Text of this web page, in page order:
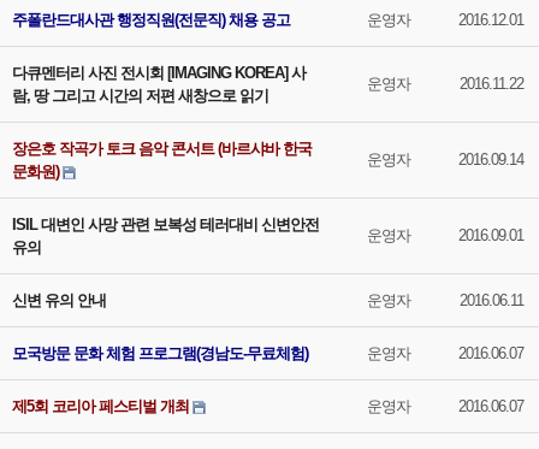
주폴란드대사관 행정직원(전문직) 채용 공고 운영자 2016.12.01
다큐멘터리 사진 전시회 [IMAGING KOREA] 사
람, 땅 그리고 시간의 저편 새창으로 읽기
운영자 2016.11.22
장은호 작곡가 토크 음악 콘서트 (바르샤바 한국
문화원)
운영자 2016.09.14
ISIL 대변인 사망 관련 보복성 테러대비 신변안전
유의
운영자 2016.09.01
신변 유의 안내 운영자 2016.06.11
모국방문 문화 체험 프로그램(경남도-무료체험) 운영자 2016.06.07
제5회 코리아 페스티벌 개최 운영자 2016.06.07